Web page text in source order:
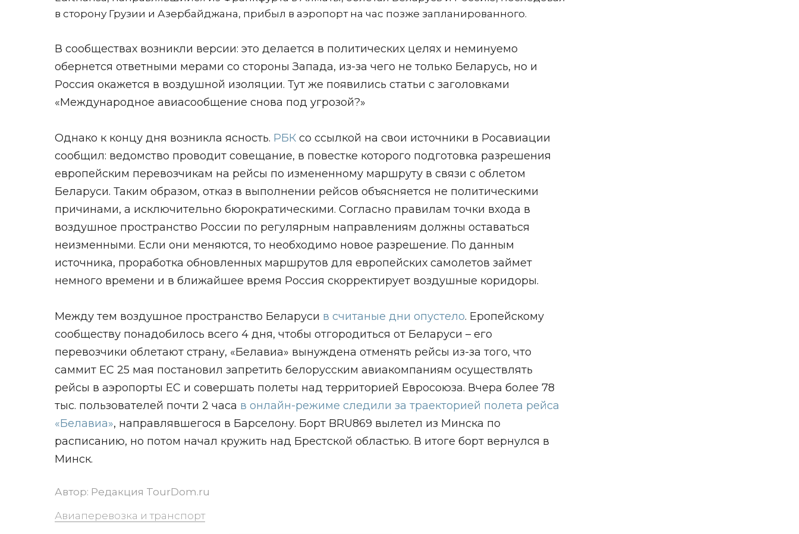
в сторону Грузии и Азербайджана, прибыл в аэропорт на час позже запланированного.
В сообществах возникли версии: это делается в политических целях и неминуемо
обернется ответными мерами со стороны Запада, из-за чего не только Беларусь, но и
Россия окажется в воздушной изоляции. Тут же появились статьи с заголовками
«Международное авиасообщение снова под угрозой?»
Однако к концу дня возникла ясность. РБК со ссылкой на свои источники в Росавиации
сообщил: ведомство проводит совещание, в повестке которого подготовка разрешения
европейским перевозчикам на рейсы по измененному маршруту в связи с облетом
Беларуси. Таким образом, отказ в выполнении рейсов объясняется не политическими
причинами, а исключительно бюрократическими. Согласно правилам точки входа в
воздушное пространство России по регулярным направлениям должны оставаться
неизменными. Если они меняются, то необходимо новое разрешение. По данным
источника, проработка обновленных маршрутов для европейских самолетов займет
немного времени и в ближайшее время Россия скорректирует воздушные коридоры.
Между тем воздушное пространство Беларуси в считаные дни опустело. Еропейскому
сообществу понадобилось всего 4 дня, чтобы отгородиться от Беларуси – его
перевозчики облетают страну, «Белавиа» вынуждена отменять рейсы из-за того, что
саммит ЕС 25 мая постановил запретить белорусским авиакомпаниям осуществлять
рейсы в аэропорты ЕС и совершать полеты над территорией Евросоюза. Вчера более 78
тыс. пользователей почти 2 часа в онлайн-режиме следили за траекторией полета рейса
«Белавиа», направлявшегося в Барселону. Борт BRU869 вылетел из Минска по
расписанию, но потом начал кружить над Брестской областью. В итоге борт вернулся в
Минск.
Автор: Редакция TourDom.ru
Авиаперевозка и транспорт